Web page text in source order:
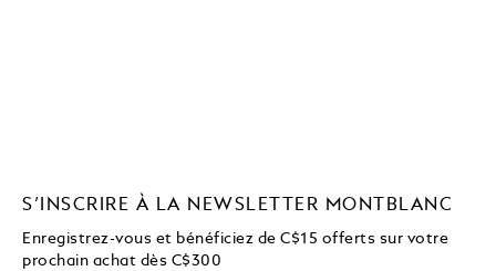
S’INSCRIRE À LA NEWSLETTER MONTBLANC
Enregistrez-vous et bénéficiez de C$15 offerts sur votre
prochain achat dès C$300